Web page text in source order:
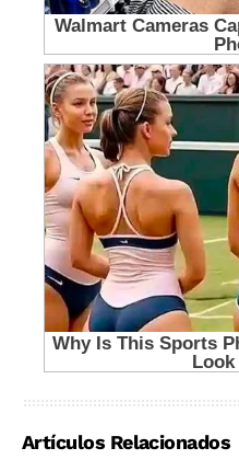
Artículos Relacionados